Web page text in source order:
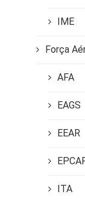
IME
Força
AFA
EAGS
EEAR
ITA